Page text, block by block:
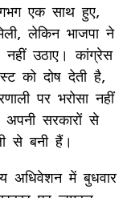
एक साथ हुए,
लेकिन भाजपा ने
उठाए। कांग्रेस
को दोष देती है,
पर भरोसा नहीं
सरकारों से
से बनी हैं।
अधिवेशन में बुधवार